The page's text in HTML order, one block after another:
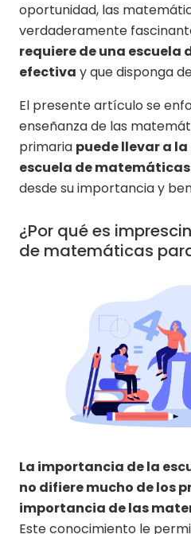
oportunidad, las
verdaderamente
requiere de una
efectiva y que disponga
El presente artículo se
enseñanza de las
primaria puede llevar a
escuela de
desde su importancia y
¿Por qué es
de matemáticas
La importancia de la
no difiere mucho de los
importancia de las
Este conocimiento le